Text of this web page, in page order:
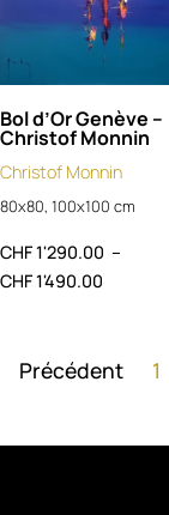
Bol d’Or Genève –
Christof Monnin
Christof Monnin
80x80, 100x100 cm
CHF1'290.00 –
CHF1'490.00
Précédent 1